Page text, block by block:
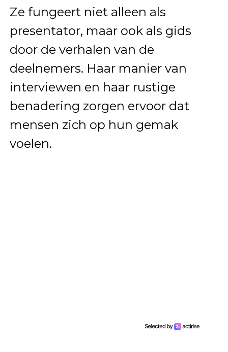
Ze fungeert niet alleen als
presentator, maar ook als gids
door de verhalen van de
deelnemers. Haar manier van
interviewen en haar rustige
benadering zorgen ervoor dat
mensen zich op hun gemak
voelen.